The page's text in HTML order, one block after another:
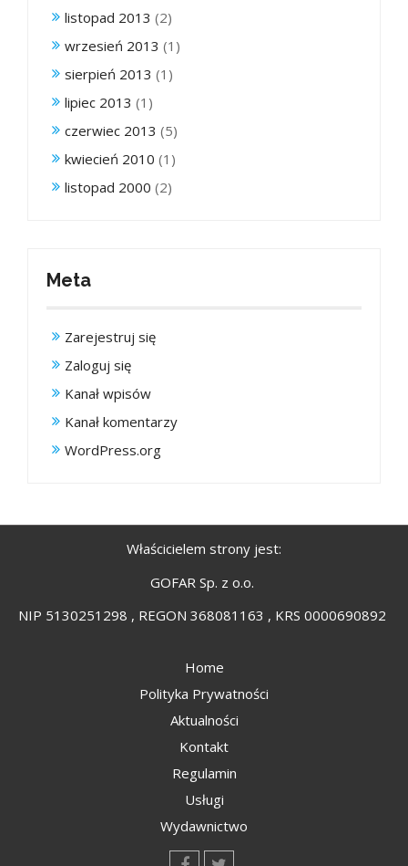
listopad 2013 (2)
wrzesień 2013 (1)
sierpień 2013 (1)
lipiec 2013 (1)
czerwiec 2013 (5)
kwiecień 2010 (1)
listopad 2000 (2)
Meta
Zarejestruj się
Zaloguj się
Kanał wpisów
Kanał komentarzy
WordPress.org
Właścicielem strony jest:
GOFAR Sp. z o.o.
NIP 5130251298 , REGON 368081163 , KRS 0000690892
Home
Polityka Prywatności
Aktualności
Kontakt
Regulamin
Usługi
Wydawnictwo